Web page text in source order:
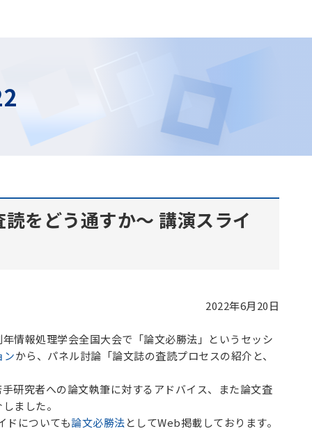
をどう通すか～ 講演スライ
2022年6月20日
情報処理学会全国大会で「論文必勝法」というセッシ
ンから、パネル討論「論文誌の査読プロセスの紹介と、
究者への論文執筆に対するアドバイス、また論文査
ました。
についても論文必勝法としてWeb掲載しております。